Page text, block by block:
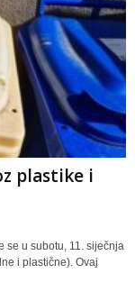
plastike i
se u subotu, 11. siječnja
i plastične). Ovaj